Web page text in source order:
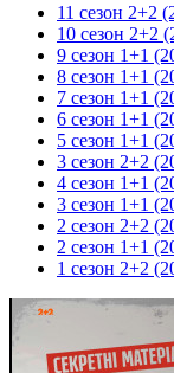
11 сезон 2+2
10 сезон 2+2
9 сезон 1+1
8 сезон 1+1
7 сезон 1+1
6 сезон 1+1
5 сезон 1+1
3 сезон 2+2
4 сезон 1+1
3 сезон 1+1
2 сезон 2+2
2 сезон 1+1
1 сезон 2+2